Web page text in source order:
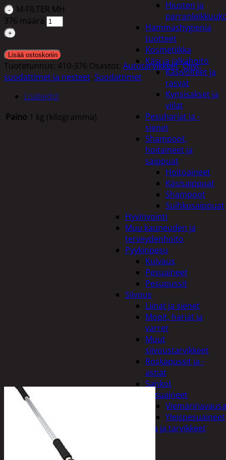
Hiusten ja
Hammashygienia
tuotteet
Kosmetiikka
Käsi ja jalkahoito
Käsivoiteet ja
rasvat
Kynsisakset ja
viilat
Pesuharjat ja -
sienet
Shampoot,
hoitaineet ja
saippuat
Hoitoaineet
Käsisaippuat
Shampoot
Suihkusaippuat
Hyvinvointi
Muu kauneuden ja
terveydenhoito
Pyykinpesu
Kuivaus
Pesuaineet
Pesupussit
Siivous
Liinat ja sienet
Mopit, harjat ja
varret
Muut
siivoustarvikkeet
Roskapussit ja -
astiat
Sankot
Pesuaineet
Yleispesuaineet
Eläintenruoka ja tarvikkeet
M-FILTER MH
376 määrä
Lisää ostoskoriin
Tuotetunnus: 410-376 Osastot: Autotarvikkeet,Öljyt,
suodattimet ja nesteet, Suodattimet
Lisätiedot
Paino 1 kg (kilogramma)